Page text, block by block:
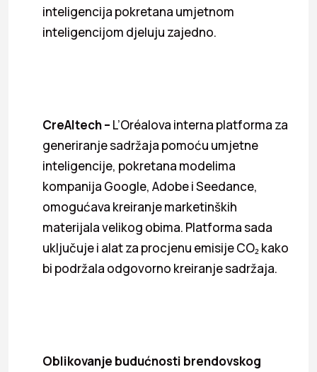
inteligencija pokretana umjetnom
inteligencijom djeluju zajedno.
CreAItech – L’Oréalova interna platforma za
generiranje sadržaja pomoću umjetne
inteligencije, pokretana modelima
kompanija Google, Adobe i Seedance,
omogućava kreiranje marketinških
materijala velikog obima. Platforma sada
uključuje i alat za procjenu emisije CO₂ kako
bi podržala odgovorno kreiranje sadržaja.
Oblikovanje budućnosti brendovskog